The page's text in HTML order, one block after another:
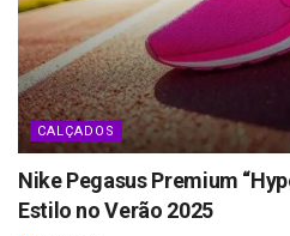
CALÇADOS
Nike Pegasus Premium
Estilo no Verão 2025